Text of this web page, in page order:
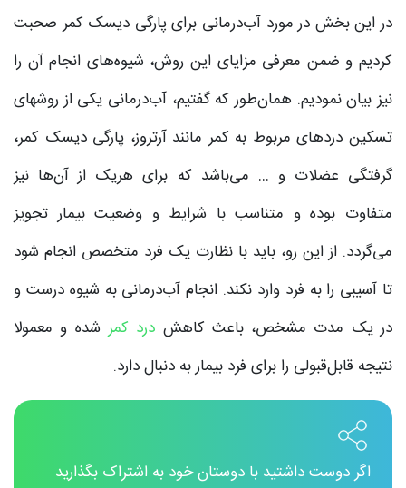
در این بخش در مورد آب‌درمانی برای پارگی دیسک کمر صحبت
کردیم و ضمن معرفی مزایای این روش، شیوه‌های انجام آن را
نیز بیان نمودیم. همان‌طور که گفتیم، آب‌درمانی یکی از روش‎‏های
تسکین دردهای مربوط به کمر مانند آرتروز، پارگی دیسک کمر،
گرفتگی عضلات و … می‌باشد که برای هریک از آن‌ها نیز
متفاوت بوده و متناسب با شرایط و وضعیت بیمار تجویز
می‌گردد. از این رو، باید با نظارت یک فرد متخصص انجام شود
تا آسیبی را به فرد وارد نکند. انجام آب‌درمانی به شیوه درست و
در یک مدت مشخص، باعث کاهش درد کمر شده و معمولا
نتیجه قابل‌قبولی را برای فرد بیمار به دنبال دارد.
اگر دوست داشتید با دوستان خود به اشتراک بگذارید